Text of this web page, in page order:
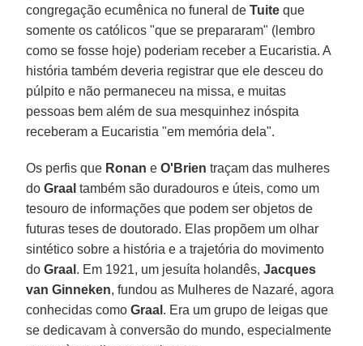
congregação ecumênica no funeral deTuite que
somente os católicos "que se prepararam" (lembro
como se fosse hoje) poderiam receber a Eucaristia. A
história também deveria registrar que ele desceu do
púlpito e não permaneceu na missa, e muitas
pessoas bem além de sua mesquinhez inóspita
receberam a Eucaristia "em memória dela".
Os perfis que Ronan eO'Brien traçam das mulheres
doGraal também são duradouros e úteis, como um
tesouro de informações que podem ser objetos de
futuras teses de doutorado. Elas propõem um olhar
sintético sobre a história e a trajetória do movimento
doGraal . Em 1921, um jesuíta holandês,Jacques
van Ginneken, fundou as Mulheres de Nazaré, agora
conhecidas comoGraal . Era um grupo de leigas que
se dedicavam à conversão do mundo, especialmente